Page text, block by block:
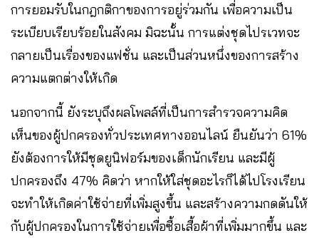
การยอมรับในกฎกติกาของการอยู่ร่วมกัน เพื่อความเป็น
ระเบียบเรียบร้อยในสังคม มิฉะนั้น การแต่งชุดไปรเวทจะ
กลายเป็นเรื่องของแฟชั่น และเป็นส่วนหนึ่งของการสร้าง
ความแตกต่างให้เกิด
นอกจากนี้ ยังระบุถึงผลโพลล์ที่เป็นการสำรวจความคิด
เห็นของผู้ปกครองทั่วประเทศทางออนไลน์ ยืนยันว่า 61%
ยังต้องการให้มีชุดยูนิฟอร์มของเด็กนักเรียน และมีผู้
ปกครองถึง 47% คิดว่า หากให้ใส่ชุดอะไรก็ได้ไปโรงเรียน
จะทำให้เกิดค่าใช้จ่ายที่เพิ่มสูงขึ้น และสร้างความกดดันให้
กับผู้ปกครองในการใช้จ่ายเพื่อซื้อเสื้อผ้าที่เพิ่มมากขึ้น และ